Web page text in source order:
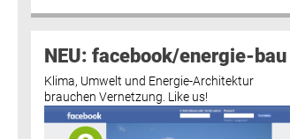
NEU: facebook/energie-bau
Klima, Umwelt und Energie-Architektur
brauchen Vernetzung. Like us!